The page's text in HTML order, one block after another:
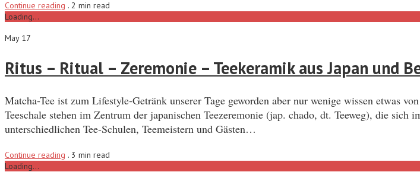
Continue reading . 2 min read
Loading...
May 17
Ritus – Ritual – Zeremonie – Teekeramik aus Japan und
Matcha-Tee ist zum Lifestyle-Getränk unserer Tage geworden aber nur wenige wissen etwas
Teeschale stehen im Zentrum der japanischen Teezeremonie (jap. chado, dt. Teeweg), die
unterschiedlichen Tee-Schulen, Teemeistern und Gästen…
Continue reading . 3 min read
Loading...